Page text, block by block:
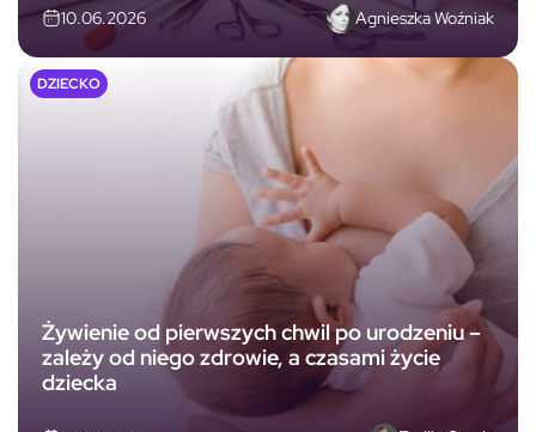
10.06.2026 Agnieszka Woźniak
Żywienie od pierwszych chwil po urodzeniu –
zależy od niego zdrowie, a czasami życie
dziecka
DZIECKO